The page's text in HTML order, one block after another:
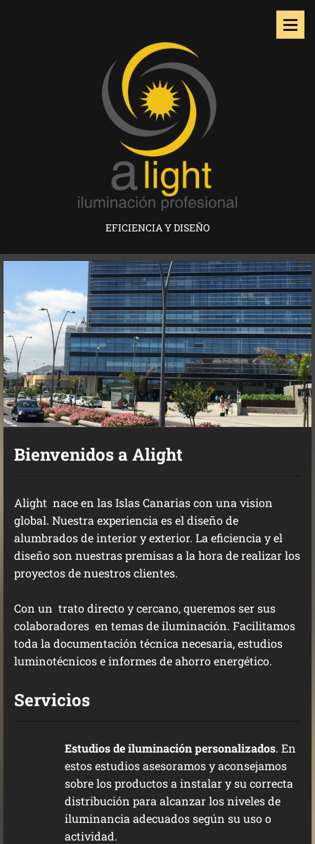
EFICIENCIA Y DISEÑO
Bienvenidos a Alight
Alight nace en las Islas Canarias con una vision
global. Nuestra experiencia es el diseño de
alumbrados de interior y exterior. La eficiencia y el
diseño son nuestras premisas a la hora de realizar los
proyectos de nuestros clientes.
Con un trato directo y cercano, queremos ser sus
colaboradores en temas de iluminación. Facilitamos
toda la documentación técnica necesaria, estudios
luminotécnicos e informes de ahorro energético.
Servicios
Estudios de iluminación personalizados. En
estos estudios asesoramos y aconsejamos
sobre los productos a instalar y su correcta
distribución para alcanzar los niveles de
iluminancia adecuados según su uso o
actividad.